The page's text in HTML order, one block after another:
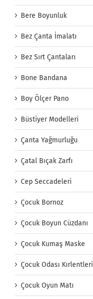
Bere Boyunluk
Bez Çanta İmalatı
Bez Sırt Çantaları
Bone Bandana
Boy Ölçer Pano
Büstiyer Modelleri
Çanta Yağmurluğu
Çatal Bıçak Zarfı
Cep Seccadeleri
Çocuk Bornoz
Çocuk Boyun Cüzdanı
Çocuk Kumaş Maske
Çocuk Odası Kırlentleri
Çocuk Oyun Matı